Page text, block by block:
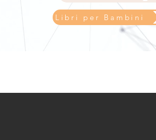
Libri per Bambini